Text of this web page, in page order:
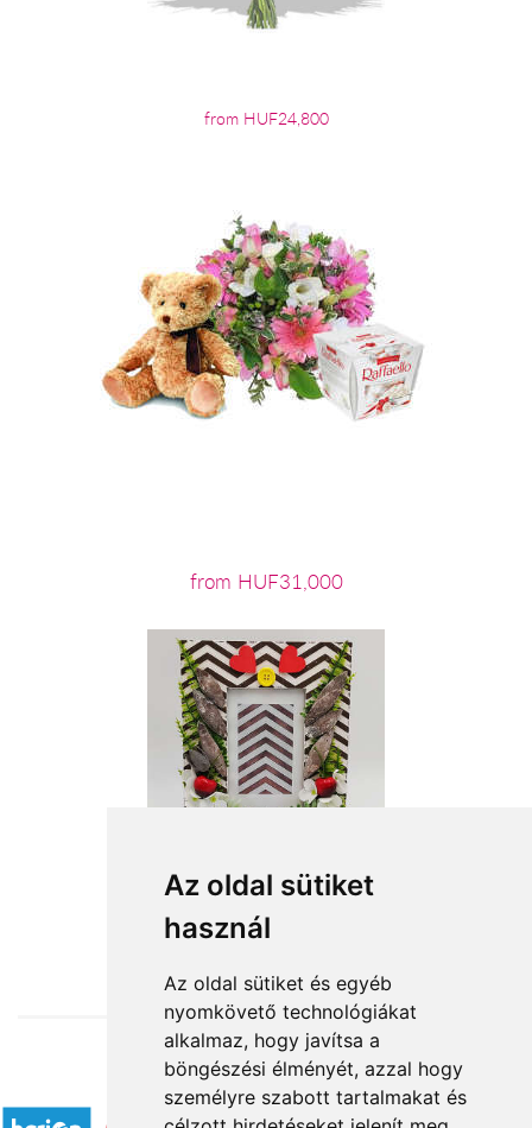
Az oldal sütiket
használ
Az oldal sütiket és egyéb
nyomkövető technológiákat
alkalmaz, hogy javítsa a
böngészési élményét, azzal hogy
személyre szabott tartalmakat és
from HUF24,800
from HUF31,000
from HUF6,600
Accepted payment methods